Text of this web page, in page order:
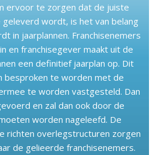
ervoor te zorgen dat de juiste
wordt, is het van belang
in jaarplannen. Franchisenemers
en franchisegever maakt uit de
een definitief jaarplan op. Dit
besproken te worden met de
te worden vastgesteld. Dan
en zal dan ook door de
worden nageleefd. De
richten overlegstructuren zorgen
de gelieerde franchisenemers.